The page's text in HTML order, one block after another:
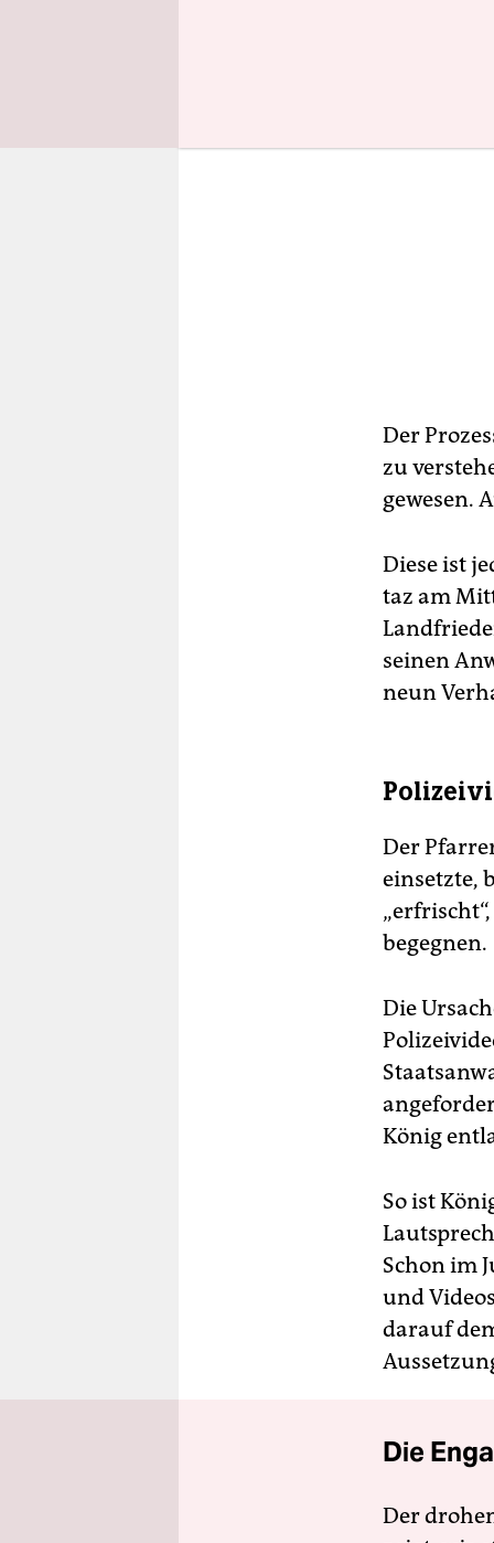
Der
zu
gewesen.
Diese ist
taz am
seinen
neun
Der
einsetzte,
begegnen.
Die
König
So ist
Schon im
und
darauf
Die
Der